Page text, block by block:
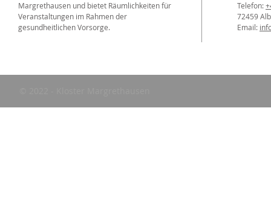
Margrethausen und bietet Räumlichkeiten für
Veranstaltungen im Rahmen der
gesundheitlichen Vorsorge.
Telefon:
72459
Email: